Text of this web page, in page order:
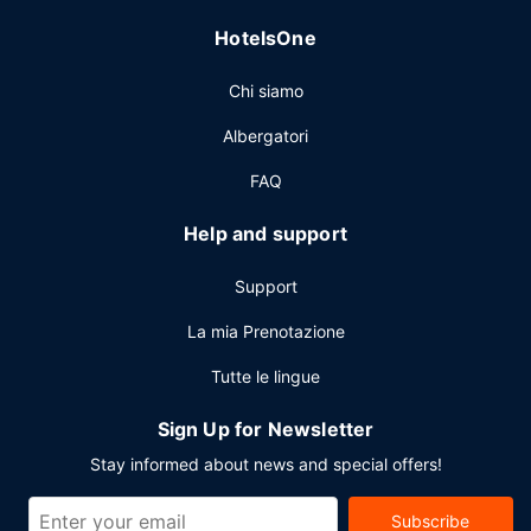
rinfrescante? Troverai un bar a bordo piscina e 11
servita nei giorni feriali dalle ore 06:00 alle ore 11:00 e nel
fine settimana dalle ore 06:00 alle ore 13:00, dietro
pagamento di un supplemento.
Potrai usufruire di un business center, check-in veloce e
check-out veloce. Stai pianificando un evento a Las
quadrati di spazio con un centro congressi e 51 sale
riunioni. Il un parcheggio (a pagamento) è disponibile in
HotelsOne
Chi siamo
Albergatori
FAQ
Help and support
Support
La mia Prenotazione
Tutte le lingue
Sign Up for Newsletter
Stay informed about news and special offers!
Subscribe